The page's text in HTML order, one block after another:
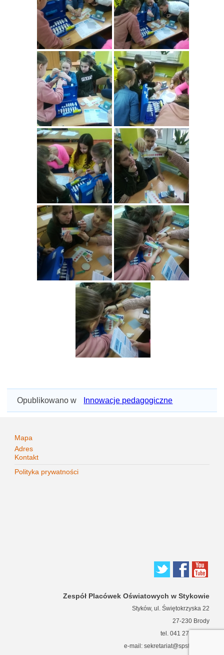
Opublikowano w Innowacje pedagogiczne
Mapa
Adres
Kontakt
Polityka prywatności
Zespół Placówek Oświatowych w Stykowie
Styków, ul. Świętokrzyska 22
27-230 Brody
tel. 041 271 63 66
e-mail: sekretariat@spstykow.pl